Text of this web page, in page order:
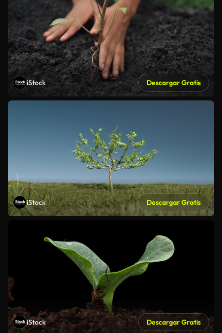
iStock Descargar Gratis
iStock Descargar Gratis
iStock Descargar Gratis